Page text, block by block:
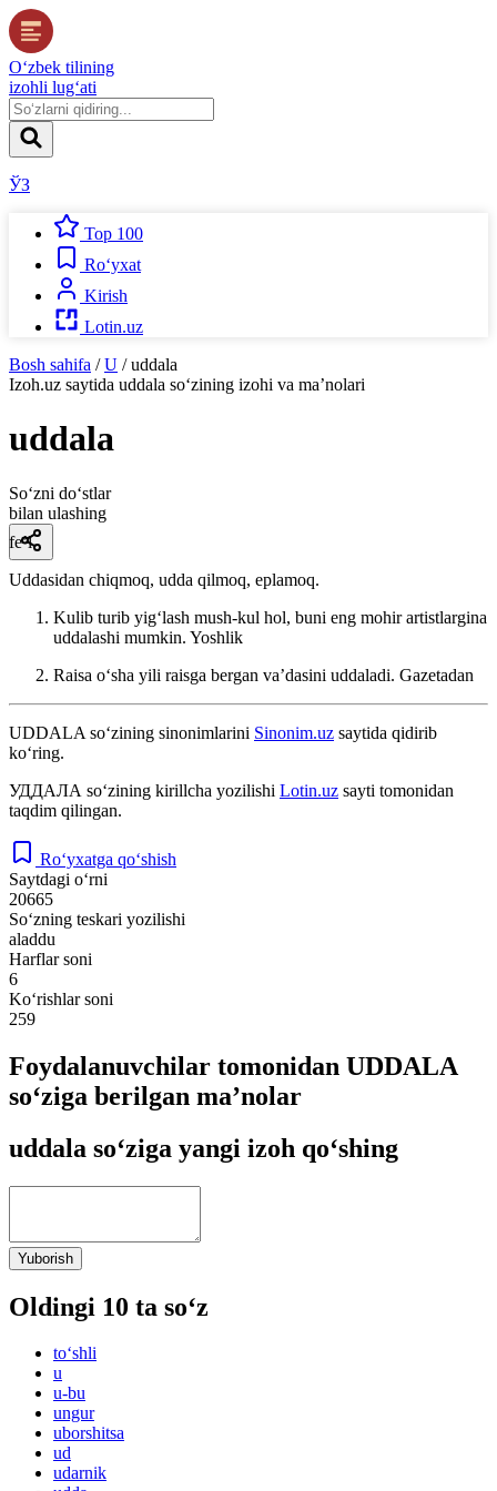
O‘zbek tilining
izohli lug‘ati
ЎЗ
Top 100
Ro‘yxat
Kirish
Lotin.uz
Bosh sahifa / U / uddala
Izoh.uz saytida uddala so‘zining izohi va ma’nolari
uddala
So‘zni do‘stlar
bilan ulashing
fe’l
Uddasidan chiqmoq, udda qilmoq, eplamoq.
Kulib turib yigʻlash mush-kul hol, buni eng mohir artistlargina
uddalashi mumkin. Yoshlik
Raisa oʻsha yili raisga bergan vaʼdasini uddaladi. Gazetadan
UDDALA so‘zining sinonimlarini Sinonim.uz saytida qidirib
ko‘ring.
УДДАЛА so‘zining kirillcha yozilishi Lotin.uz sayti tomonidan
taqdim qilingan.
Ro‘yxatga qo‘shish
Saytdagi o‘rni
20665
So‘zning teskari yozilishi
aladdu
Harflar soni
6
Ko‘rishlar soni
259
Foydalanuvchilar tomonidan UDDALA
so‘ziga berilgan ma’nolar
uddala so‘ziga yangi izoh qo‘shing
Yuborish
Oldingi 10 ta so‘z
to‘shli
u
u-bu
ungur
uborshitsa
ud
udarnik